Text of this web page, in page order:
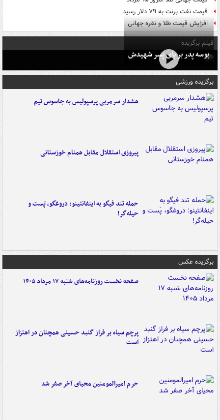
قیمت نفت برنت به ۷۹ دلار رسید
افزایش قیمت طلا و نقره جهانی
فیلم برگزیده
بوسه‌ پدر بر پای پسر شهیدش
برگزیده ورزشی
هشدار سرمربی پرسپولیس به جاسوس تیم
پیروزی استقلال مقابل همنام خوزستانی
حمله تند فیگو به اینفانتینو: دروغگو، پَست‌ و
حیله‌گر!
برگزیده عکس
صفحه نخست روزنامه‌های شنبه ۱۷ مرداد ۱۴۰۵
پرچم سیاه بر فراز گنبد حسینی همچنان در اهتزاز
است
حرم امیرالمومنین محیای آخر صفر شد